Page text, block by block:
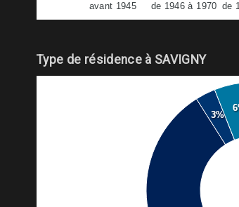
avant 1945
de 1946 à 1970 de
Type de résidence à SAVIGNY
3%